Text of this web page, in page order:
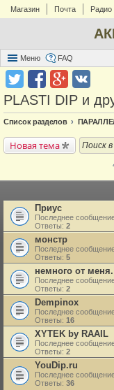
Магазин Почта Радио
Меню FAQ
PLASTI DIP и
Список разделов
Новая тема
Приус
Последнее
Ответы: 2
монстр
Последнее
Ответы: 5
немного от меня.
Последнее
Ответы: 2
Dempinox
Последнее
Ответы: 16
XYTEK by RAAIL
Последнее
Ответы: 2
YouDip.ru
Последнее
Ответы: 36